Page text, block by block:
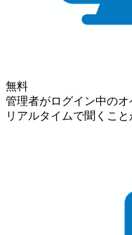
無料
管理者がログイン中の
リアルタイムで聞くこ